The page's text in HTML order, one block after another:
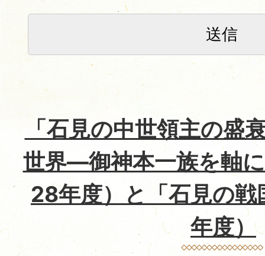
「石見の中世領主の盛
世界―御神本一族を軸
28年度）と「石見の
年度）